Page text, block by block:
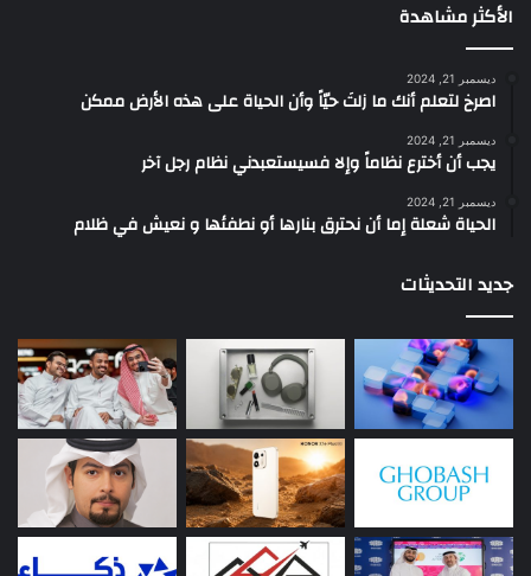
الأكثر مشاهدة
ديسمبر 21, 2024
‫اصرخ لتعلم أنك ما زلتَ حيّاً وأن الحياة على هذه الأرض ممكن
ديسمبر 21, 2024
يجب أن أخترع نظاماً وإلا فسيستعبدني نظام رجل آخر
ديسمبر 21, 2024
الحياة شعلة إما أن نحترق بنارها أو نطفئها و نعيش في ظلام
جديد التحديثات